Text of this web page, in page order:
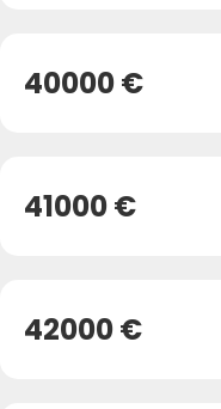
40000 €
41000 €
42000 €